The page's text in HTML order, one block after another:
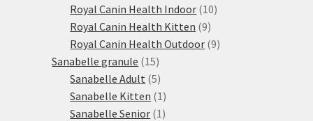
produktů
Royal Canin Health Indoor 1010
Royal Canin Health Kitten 99
produktů
Royal Canin Health Outdoor 99
Sanabelle granule 1515
produktů
Sanabelle Adult 55
produktů
Sanabelle Kitten 1 1
produkt
Sanabelle Senior 1 1